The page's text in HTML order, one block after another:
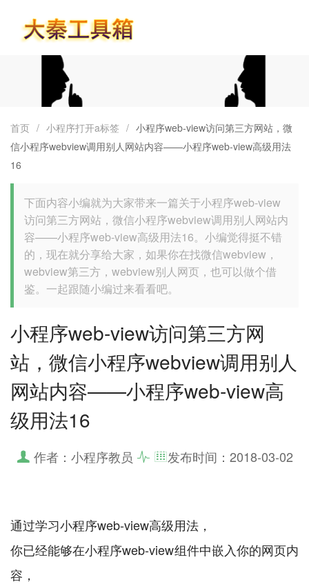
首页 / 小程序打开a标签 / 小程序web-view访问第三方网站，微
信小程序webview调用别人网站内容——小程序web-view高级用法
16
下面内容小编就为大家带来一篇关于小程序web-view
访问第三方网站，微信小程序webview调用别人网站内
容——小程序web-view高级用法16。小编觉得挺不错
的，现在就分享给大家，如果你在找微信webview，
webview第三方，webview别人网页，也可以做个借
鉴。一起跟随小编过来看看吧。
小程序web-view访问第三方网
站，微信小程序webview调用别人
网站内容——小程序web-view高
级用法16
作者：小程序教员 发布时间： 2018-03-02
通过学习小程序web-view高级用法，
你已经能够在小程序web-view组件中嵌入你的网页内
容，